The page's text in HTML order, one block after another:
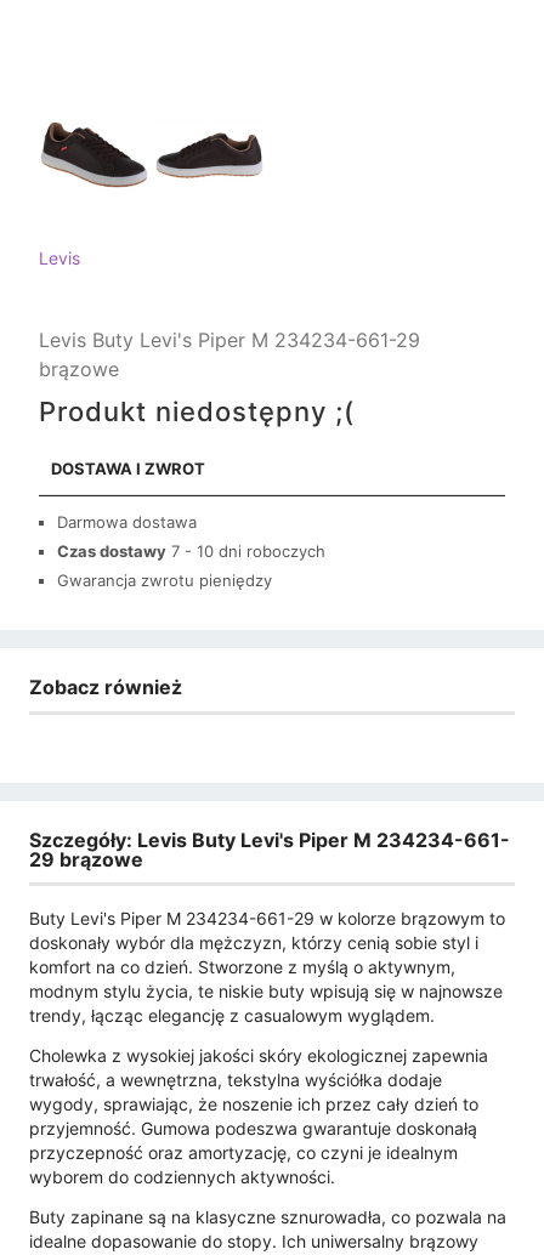
Levis
Levis Buty Levi's Piper M 234234-661-29
brązowe
Produkt niedostępny ;(
DOSTAWA I ZWROT
Darmowa dostawa
Czas dostawy 7 - 10 dni roboczych
Gwarancja zwrotu pieniędzy
Zobacz również
Szczegóły: Levis Buty Levi's Piper M 234234-661-
29 brązowe
Buty Levi's Piper M 234234-661-29 w kolorze brązowym to
doskonały wybór dla mężczyzn, którzy cenią sobie styl i
komfort na co dzień. Stworzone z myślą o aktywnym,
modnym stylu życia, te niskie buty wpisują się w najnowsze
trendy, łącząc elegancję z casualowym wyglądem.
Cholewka z wysokiej jakości skóry ekologicznej zapewnia
trwałość, a wewnętrzna, tekstylna wyściółka dodaje
wygody, sprawiając, że noszenie ich przez cały dzień to
przyjemność. Gumowa podeszwa gwarantuje doskonałą
przyczepność oraz amortyzację, co czyni je idealnym
wyborem do codziennych aktywności.
Buty zapinane są na klasyczne sznurowadła, co pozwala na
idealne dopasowanie do stopy. Ich uniwersalny brązowy